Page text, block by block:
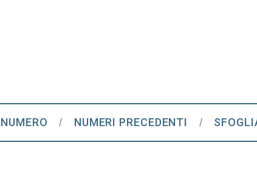
NUMERI PRECEDENTI